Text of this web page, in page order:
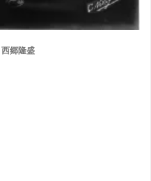
西郷隆盛